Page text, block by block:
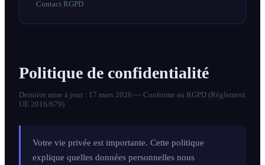
Tous les services
À propos
Contact
Contact RGPD
Politique de confidentialité
Dernière mise à jour : 17 mars 2026 — Conforme au RGPD (Règlement
UE 2016/679)
Votre vie privée est importante. Cette politique
explique quelles données personnelles nous